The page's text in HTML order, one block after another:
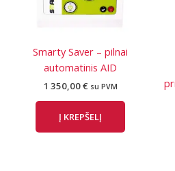
Smarty Saver – pilnai
automatinis AID
1 350,00€ su PVM
Į KREPŠELĮ